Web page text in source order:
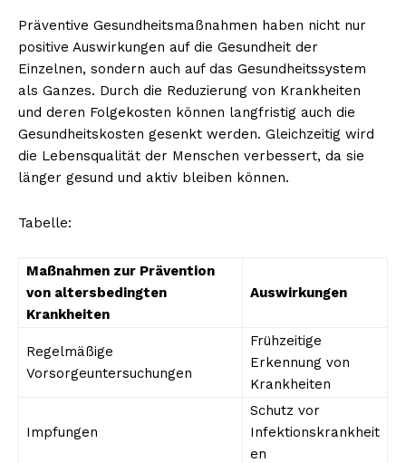
Präventive Gesundheitsmaßnahmen haben nicht nur
positive Auswirkungen auf die Gesundheit der
Einzelnen, sondern auch auf das Gesundheitssystem
als Ganzes. Durch die Reduzierung von Krankheiten
und deren Folgekosten können langfristig auch die
Gesundheitskosten gesenkt werden. Gleichzeitig wird
die Lebensqualität der Menschen verbessert, da sie
länger gesund und aktiv bleiben können.
Tabelle:
Maßnahmen zur Prävention
von altersbedingten
Krankheiten
Auswirkungen
Regelmäßige
Vorsorgeuntersuchungen
Frühzeitige
Erkennung von
Krankheiten
Impfungen
Schutz vor
Infektionskrankheit
en